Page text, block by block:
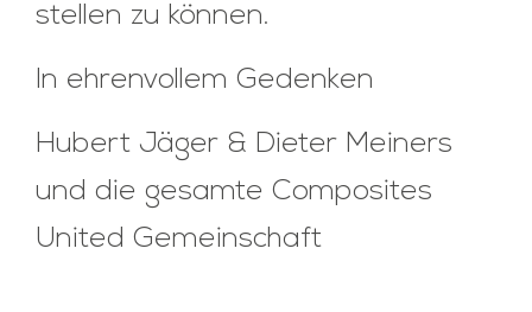
stellen zu können.
In ehrenvollem Gedenken
Hubert Jäger & Dieter Meiners
und die gesamte Composites
United Gemeinschaft